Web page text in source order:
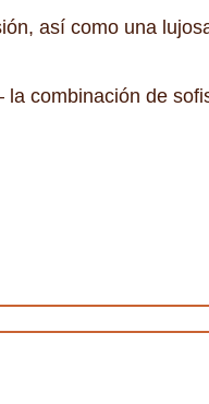
así como una
combinación de